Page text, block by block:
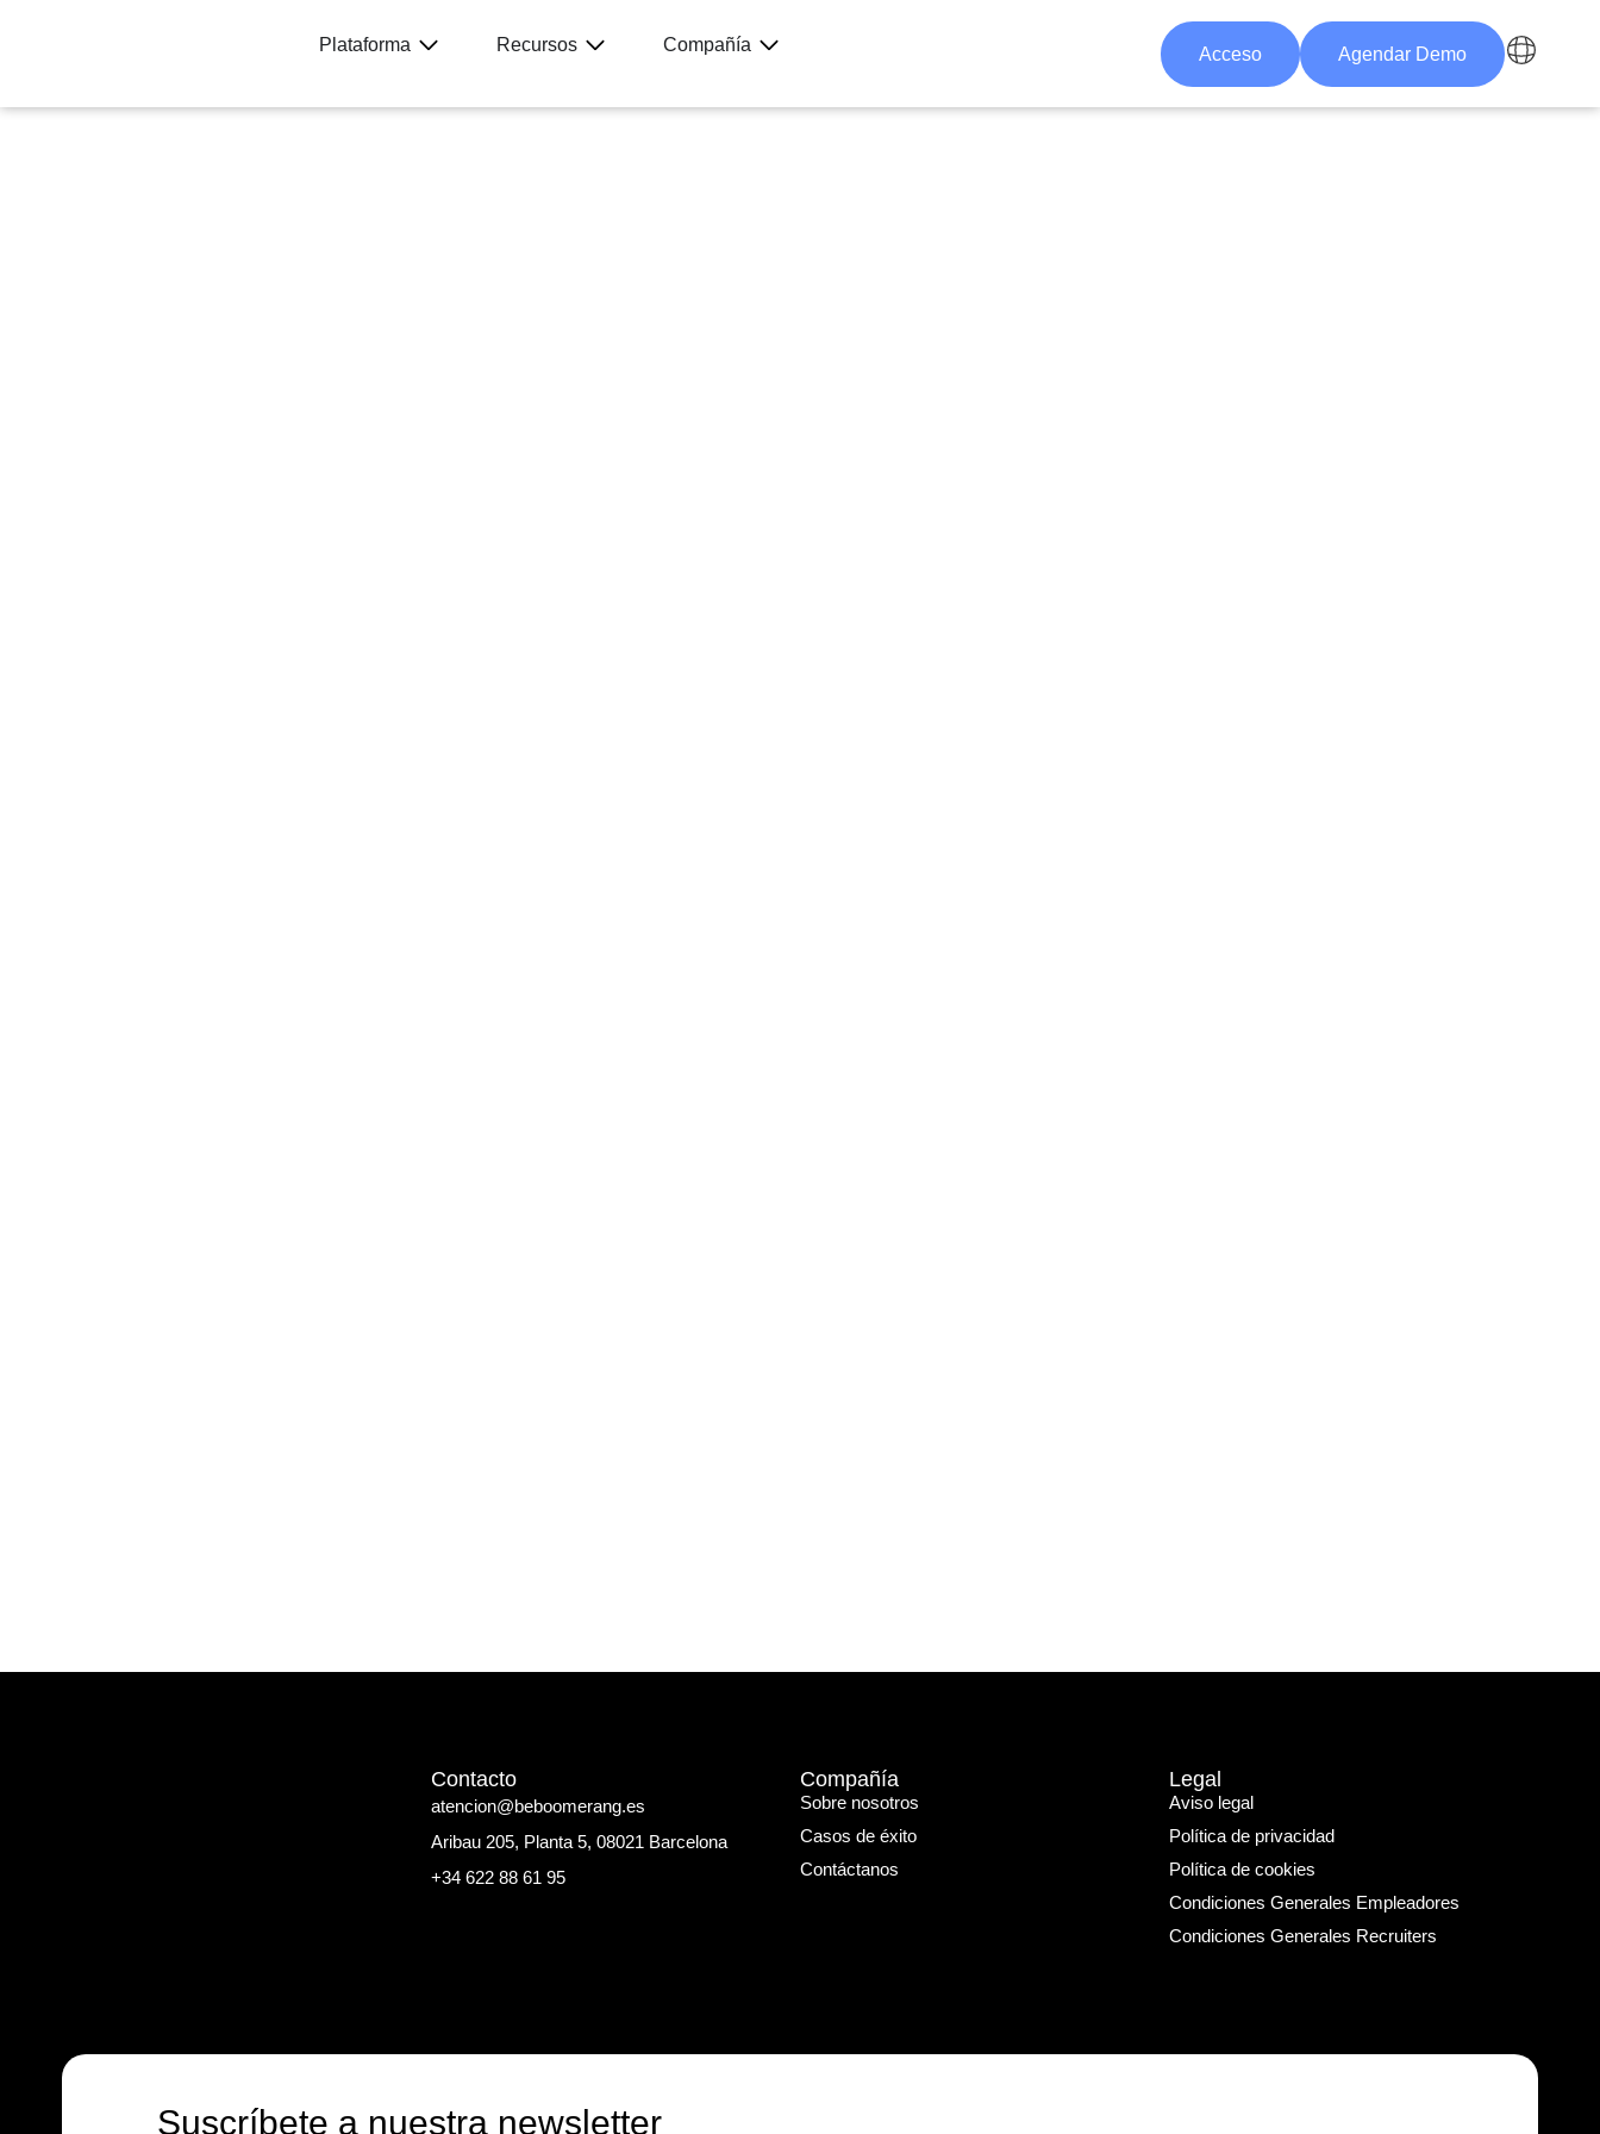
Plataforma Recursos Compañía Acceso Agendar Demo
Contacto
atencion@beboomerang.es
Aribau 205, Planta 5, 08021 Barcelona
+34 622 88 61 95
Compañía
Sobre nosotros
Casos de éxito
Contáctanos
Legal
Aviso legal
Política de privacidad
Política de cookies
Condiciones Generales Empleadores
Condiciones Generales Recruiters
Suscríbete a nuestra newsletter